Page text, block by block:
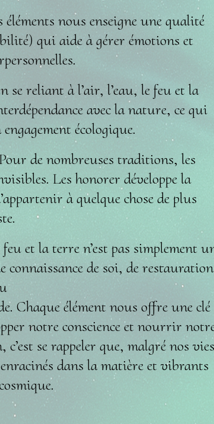
nous enseigne une qualité
qui aide à gérer émotions et
se reliant à l’air, l’eau, le feu et la
avec la nature, ce qui
écologique.
de nombreuses traditions, les
Les honorer développe la
à quelque chose de plus
et la terre n’est pas simplement
connaissance de soi, de restauration
Chaque élément nous offre une clé
notre conscience et nourrir
se rappeler que, malgré nos
dans la matière et vibrants